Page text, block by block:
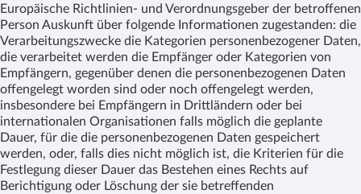
Europäische Richtlinien- und Verordnungsgeber der betroffenen
Person Auskunft über folgende Informationen zugestanden: die
Verarbeitungszwecke die Kategorien personenbezogener Daten,
die verarbeitet werden die Empfänger oder Kategorien von
Empfängern, gegenüber denen die personenbezogenen Daten
offengelegt worden sind oder noch offengelegt werden,
insbesondere bei Empfängern in Drittländern oder bei
internationalen Organisationen falls möglich die geplante
Dauer, für die die personenbezogenen Daten gespeichert
werden, oder, falls dies nicht möglich ist, die Kriterien für die
Festlegung dieser Dauer das Bestehen eines Rechts auf
Berichtigung oder Löschung der sie betreffenden